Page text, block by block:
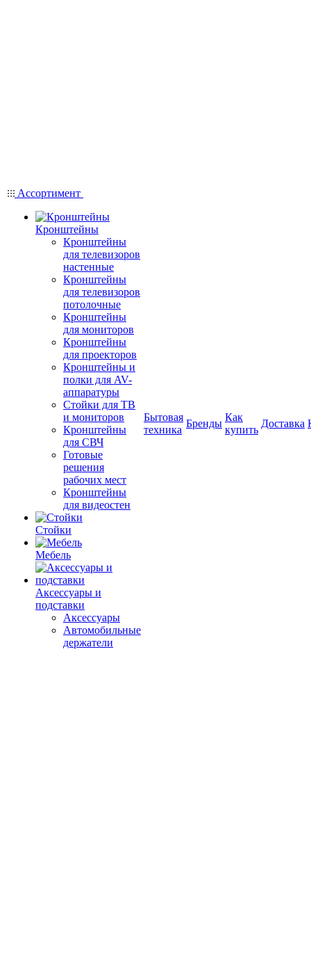
Ассортимент
Кронштейны
Кронштейны
для телевизоров
настенные
Кронштейны
для телевизоров
потолочные
Кронштейны
для мониторов
Кронштейны
для проекторов
Кронштейны и
полки для AV-
аппаратуры
Стойки для ТВ
и мониторов
Кронштейны
для СВЧ
Готовые
решения
рабочих мест
Кронштейны
для видеостен
Стойки
Мебель
Аксессуары и
подставки
Аксессуары
Автомобильные
держатели
Бытовая
техника
Бренды
Как
купить
Доставка